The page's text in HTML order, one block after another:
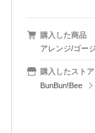
購入した商品
アレンジ/ゴー
購入したストア
BunBun!Bee